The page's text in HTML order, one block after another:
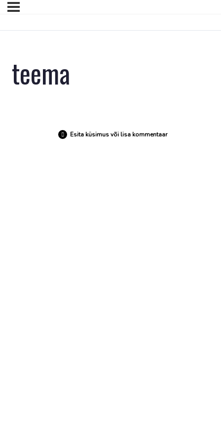
teema
Esita küsimus või lisa kommentaar